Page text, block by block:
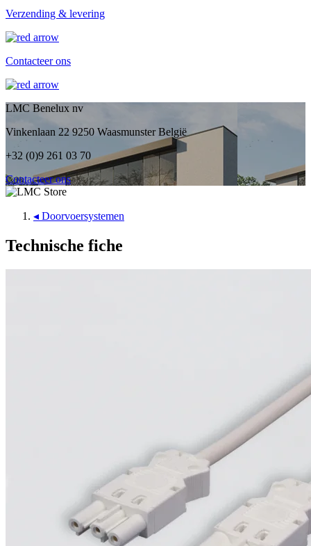
Verzending & levering
Contacteer ons
LMC Benelux nv
Vinkenlaan 22 9250 Waasmunster België
+32 (0)9 261 03 70
Contacteer ons
◂ Doorvoersystemen
Technische fiche